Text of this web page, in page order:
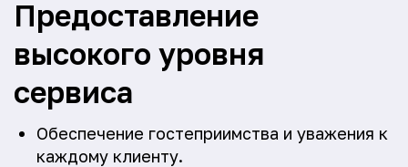
Предоставление
высокого уровня
сервиса
Обеспечение гостеприимства и уважения к
каждому клиенту.